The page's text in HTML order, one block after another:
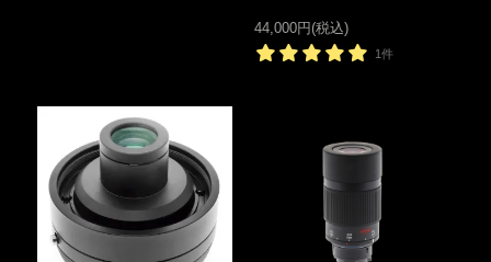
44,000円(税込)
1件